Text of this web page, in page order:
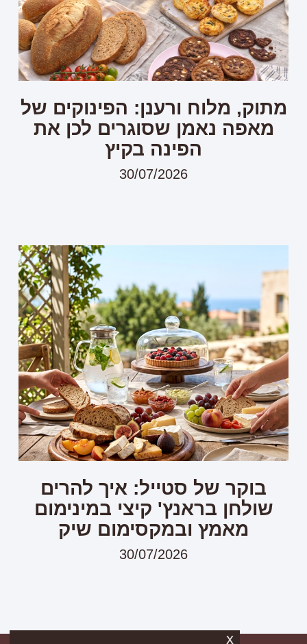
מתוק, מלוח ורענן: הפינוקים של
מאפה נאמן שסוגרים לכן את
הפינה בקיץ
30/07/2026
בוקר של סטייל: איך להרים
שולחן בראנץ' קיצי במינימום
מאמץ ובמקסימום שיק
30/07/2026
x